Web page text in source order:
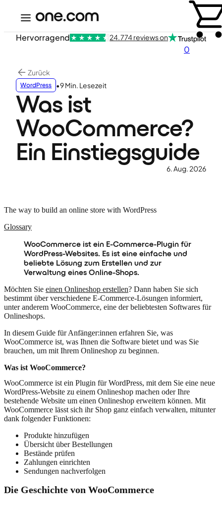
0
Hervorragend 24.774 reviews on
Zurück
WordPress •9 Min. Lesezeit
Was ist
WooCommerce?
Ein Einstiegsguide
6. Aug. 2026
The way to build an online store with WordPress
Glossary
WooCommerce ist ein E-Commerce-Plugin für
WordPress-Websites. Es ist eine einfache und
beliebte Lösung zum Erstellen und zur
Verwaltung eines Online-Shops.
Möchten Sie einen Onlineshop erstellen? Dann haben Sie sich
bestimmt über verschiedene E-Commerce-Lösungen informiert,
unter anderem WooCommerce, eine der beliebtesten Softwares für
Onlineshops.
In diesem Guide für Anfänger:innen erfahren Sie, was
WooCommerce ist, was Ihnen die Software bietet und was Sie
brauchen, um mit Ihrem Onlineshop zu beginnen.
Was ist WooCommerce?
WooCommerce ist ein Plugin für WordPress, mit dem Sie eine neue
WordPress-Website zu einem Onlineshop machen oder Ihre
bestehende Website um einen Onlineshop erweitern können. Mit
WooCommerce lässt sich ihr Shop ganz einfach verwalten, mitunter
dank folgender Funktionen:
Produkte hinzufügen
Übersicht über Bestellungen
Bestände prüfen
Zahlungen einrichten
Sendungen nachverfolgen
Die Geschichte von WooCommerce